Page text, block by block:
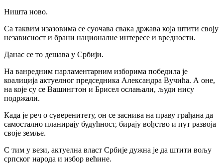
Ништа ново.
Са таквим изазовима се суочава свака држава која штити своју
независност и брани националне интересе и вредности.
Данас се то дешава у Србији.
На ванредним парламентарним изборима победила је
коалиција актуелног председника Александра Вучића. А оне,
на које су се Вашингтон и Брисел ослањали, људи нису
подржали.
Када је реч о суверенитету, он се заснива на праву грађана да
самостално планирају будућност, бирају вођство и пут развоја
своје земље.
С тим у вези, актуелна власт Србије дужна је да штити вољу
српског народа и избор већине.